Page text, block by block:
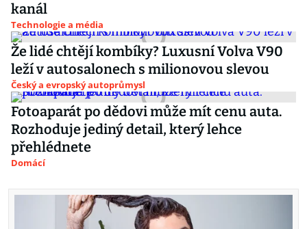
kanál
Technologie a média
Že lidé chtějí kombíky? Luxusní Volva V90
leží v autosalonech s milionovou slevou
Český a evropský autoprůmysl
Fotoaparát po dědovi může mít cenu auta.
Rozhoduje jediný detail, který lehce
přehlédnete
Domácí